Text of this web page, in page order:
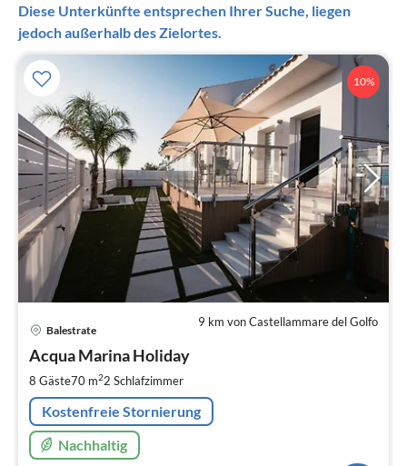
Diese Unterkünfte entsprechen Ihrer Suche, liegen
jedoch außerhalb des Zielortes.
10%
9 km von Castellammare del Golfo
Balestrate
Acqua Marina Holiday
8 Gäste70 m22 Schlafzimmer
Kostenfreie Stornierung
Nachhaltig